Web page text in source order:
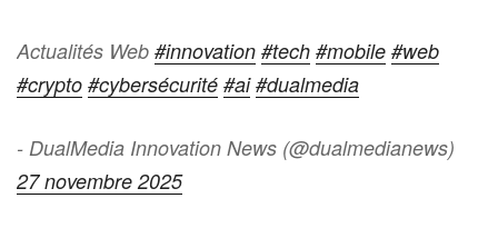
Actualités Web #innovation #tech #mobile #web
#crypto #cybersécurité #ai #dualmedia
- DualMedia Innovation News (@dualmedianews)
27 novembre 2025